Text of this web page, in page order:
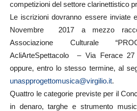
competizioni del settore clarinettistico
Le iscrizioni dovranno essere
Novembre 2017 a mezzo
Associazione Culturale
AcliArteSpettacolo – Via Ferace
oppure, entro lo stesso termine, al
unaspprogettomusica@virgilio.it.
Quattro le categorie previste per il
in denaro, targhe e strumento